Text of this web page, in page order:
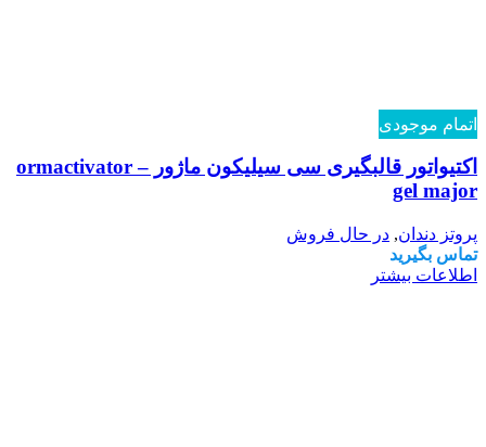
اتمام موجودی
اکتیواتور قالبگیری سی سیلیکون ماژور – ormactivator
gel major
پروتز دندان, در حال فروش
تماس بگیرید
اطلاعات بیشتر